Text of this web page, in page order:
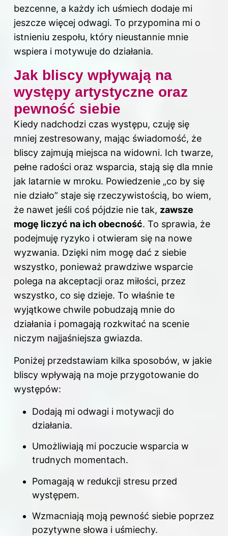
bezcenne, a każdy ich uśmiech dodaje mi
jeszcze więcej odwagi. To przypomina mi o
istnieniu zespołu, który nieustannie mnie
wspiera i motywuje do działania.
Jak bliscy wpływają na
występy artystyczne oraz
pewność siebie
Kiedy nadchodzi czas występu, czuję się
mniej zestresowany, mając świadomość, że
bliscy zajmują miejsca na widowni. Ich twarze,
pełne radości oraz wsparcia, stają się dla mnie
jak latarnie w mroku. Powiedzenie „co by się
nie działo” staje się rzeczywistością, bo wiem,
że nawet jeśli coś pójdzie nie tak, zawsze
mogę liczyć na ich obecność. To sprawia, że
podejmuję ryzyko i otwieram się na nowe
wyzwania. Dzięki nim mogę dać z siebie
wszystko, ponieważ prawdziwe wsparcie
polega na akceptacji oraz miłości, przez
wszystko, co się dzieje. To właśnie te
wyjątkowe chwile pobudzają mnie do
działania i pomagają rozkwitać na scenie
niczym najjaśniejsza gwiazda.
Poniżej przedstawiam kilka sposobów, w jakie
bliscy wpływają na moje przygotowanie do
występów:
Dodają mi odwagi i motywacji do
działania.
Umożliwiają mi poczucie wsparcia w
trudnych momentach.
Pomagają w redukcji stresu przed
występem.
Wzmacniają moją pewność siebie poprzez
pozytywne słowa i uśmiechy.